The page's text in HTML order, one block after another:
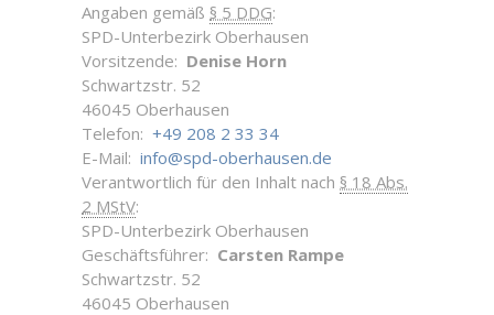
Angaben gemäß § 5 DDG:
SPD-Unterbezirk Oberhausen
Vorsitzende: Denise Horn
Schwartzstr. 52
46045 Oberhausen
Telefon: +49 208 2 33 34
E-Mail: info@spd-oberhausen.de
Verantwortlich für den Inhalt nach § 18 Abs.
2 MStV:
SPD-Unterbezirk Oberhausen
Geschäftsführer: Carsten Rampe
Schwartzstr. 52
46045 Oberhausen